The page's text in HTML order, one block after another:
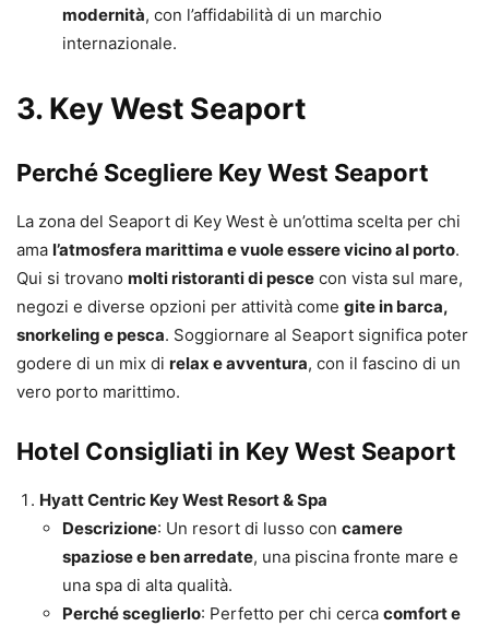
modernità, con l’affidabilità di un marchio
internazionale.
3. Key West Seaport
Perché Scegliere Key West Seaport
La zona del Seaport di Key West è un’ottima scelta per chi
ama l’atmosfera marittima e vuole essere vicino al porto.
Qui si trovano molti ristoranti di pesce con vista sul mare,
negozi e diverse opzioni per attività come gite in barca,
snorkeling e pesca. Soggiornare al Seaport significa poter
godere di un mix di relax e avventura, con il fascino di un
vero porto marittimo.
Hotel Consigliati in Key West Seaport
Hyatt Centric Key West Resort & Spa
Descrizione: Un resort di lusso con camere
spaziose e ben arredate, una piscina fronte mare e
una spa di alta qualità.
Perché sceglierlo: Perfetto per chi cerca comfort e